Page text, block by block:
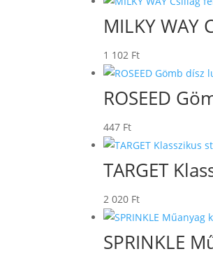
MILKY WAY
1 102 Ft
ROSEED
447 Ft
TARGET
2 020 Ft
SPRINKLE